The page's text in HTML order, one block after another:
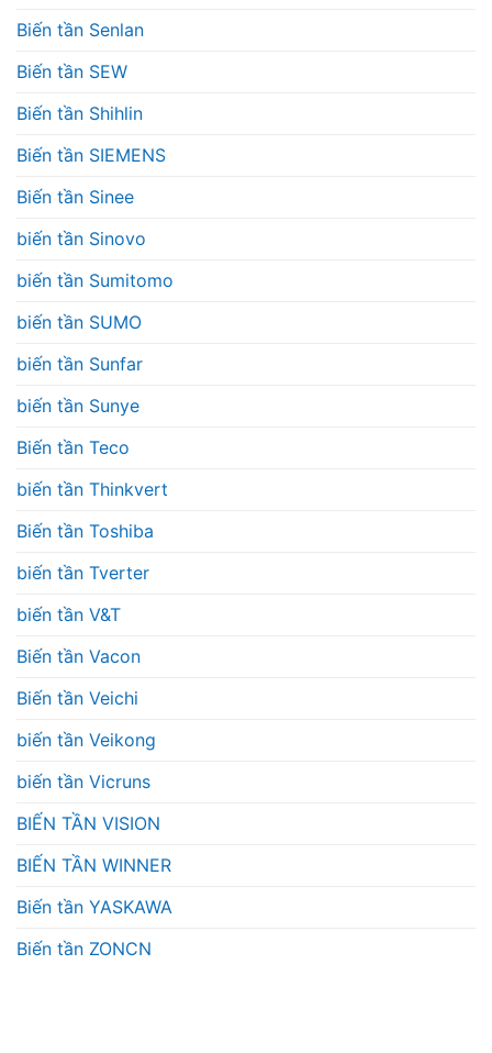
Biến tần Senlan
Biến tần SEW
Biến tần Shihlin
Biến tần SIEMENS
Biến tần Sinee
biến tần Sinovo
biến tần Sumitomo
biến tần SUMO
biến tần Sunfar
biến tần Sunye
Biến tần Teco
biến tần Thinkvert
Biến tần Toshiba
biến tần Tverter
biến tần V&T
Biến tần Vacon
Biến tần Veichi
biến tần Veikong
biến tần Vicruns
BIẾN TẦN VISION
BIẾN TẦN WINNER
Biến tần YASKAWA
Biến tần ZONCN